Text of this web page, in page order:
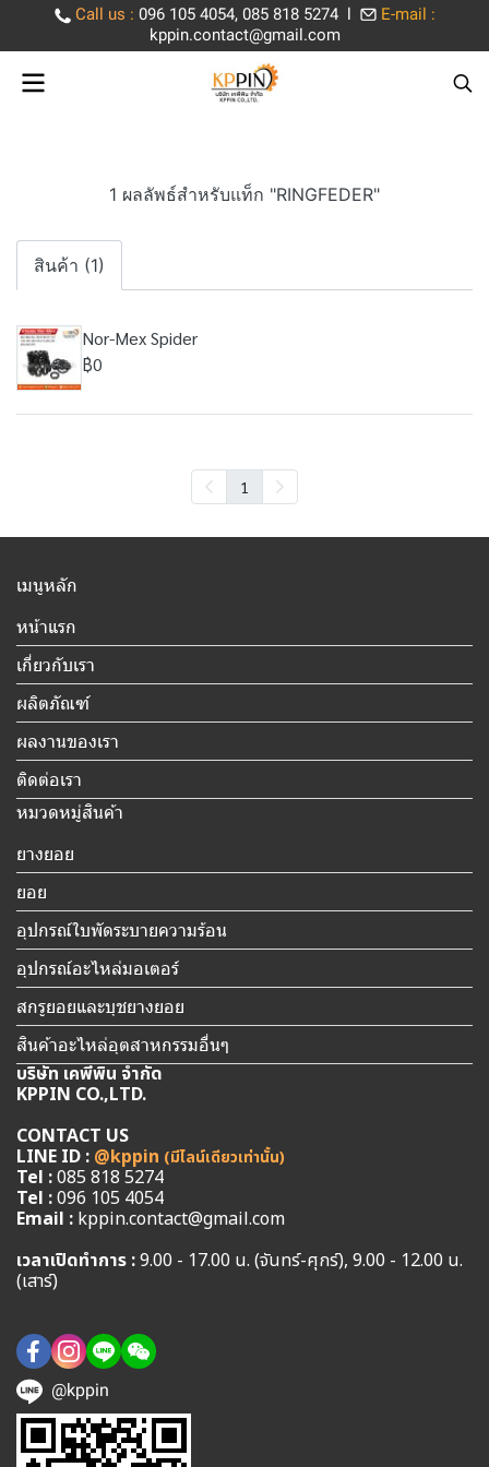
Call us : 096 105 4054, 085 818 5274 l
E-mail :
kppin.contact@gmail.com
1 ผลลัพธ์สำหรับแท็ก "RINGFEDER"
สินค้า (1)
Nor-Mex Spider
฿0
1
เมนูหลัก
หน้าแรก
เกี่ยวกับเรา
ผลิตภัณฑ์
ผลงานของเรา
ติดต่อเรา
หมวดหมู่สินค้า
ยางยอย
ยอย
อุปกรณ์ใบพัดระบายความร้อน
อุปกรณ์อะไหล่มอเตอร์
สกรูยอยและบุชยางยอย
สินค้าอะไหล่อุตสาหกรรมอื่นๆ
บริษัท เคพีพิน จำกัด
KPPIN CO.,LTD.
CONTACT US
LINE ID : @kppin (มีไลน์เดียวเท่านั้น)
Tel :085 818 5274
Tel :096 105 4054
Email : kppin.contact@gmail.com
เวลาเปิดทำการ :9.00 - 17.00 น. (จันทร์-ศุกร์), 9.00 - 12.00 น.
(เสาร์)
@kppin